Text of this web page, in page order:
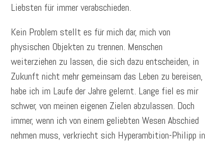
Liebsten für immer verabschieden.
Kein Problem stellt es für mich dar, mich von
physischen Objekten zu trennen. Menschen
weiterziehen zu lassen, die sich dazu entscheiden, in
Zukunft nicht mehr gemeinsam das Leben zu bereisen,
habe ich im Laufe der Jahre gelernt. Lange fiel es mir
schwer, von meinen eigenen Zielen abzulassen. Doch
immer, wenn ich von einem geliebten Wesen Abschied
nehmen muss, verkriecht sich Hyperambition-Philipp in